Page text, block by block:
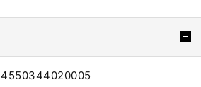
4550344020005